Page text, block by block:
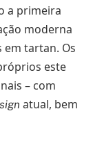
a primeira
moderna
em tartan. Os
este
– com
atual, bem